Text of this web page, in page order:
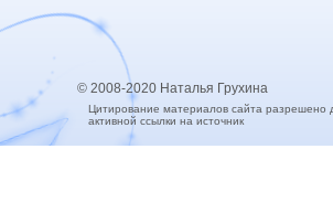
© 2008-2020 Наталья Грухина
Цитирование материалов сайта разрешено
активной ссылки на источник